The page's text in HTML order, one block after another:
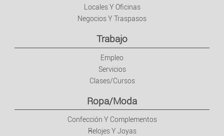
Telefonía
Locales Y Oficinas
Negocios Y Traspasos
Trabajo
Empleo
Servicios
Clases/Cursos
Ropa/Moda
Confección Y Complementos
Relojes Y Joyas